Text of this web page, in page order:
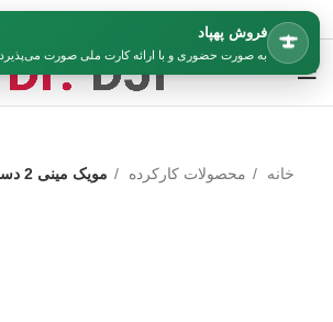
فروش پهپاد
به صورت حضوری و با ارائه کارت ملی صورت می‌پذیرد
خانه محصولات کارکرده مویک مینی 2 دست دوم